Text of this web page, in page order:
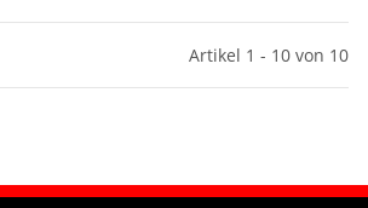
Artikel 1 - 10 von 10